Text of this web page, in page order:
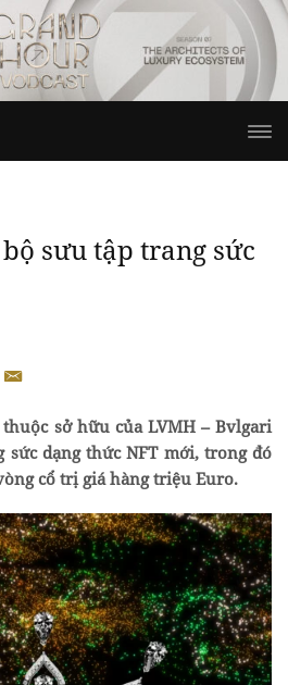
sưu tập trang sức
sở hữu của LVMH – Bvlgari
sức dạng thức NFT mới, trong đó
cổ trị giá hàng triệu Euro.